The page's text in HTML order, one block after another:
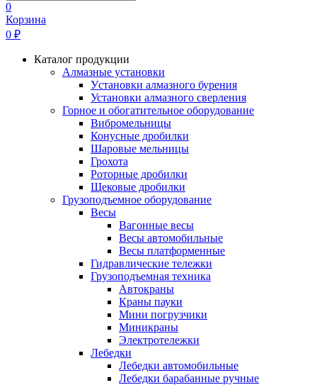
0
Корзина
0 ₽
Каталог продукции
Алмазные установки
Уcтановки алмазного бурения
Установки алмазного сверления
Горное и обогатительное оборудование
Вибромельницы
Конусные дробилки
Шаровые мельницы
Грохота
Роторные дробилки
Щековые дробилки
Грузоподъемное оборудование
Весы
Вагонные весы
Весы автомобильные
Весы платформенные
Гидравлические тележки
Грузоподъемная техника
Автокраны
Краны пауки
Мини погрузчики
Миникраны
Электротележки
Лебедки
Лебедки автомобильные
Лебедки барабанные ручные